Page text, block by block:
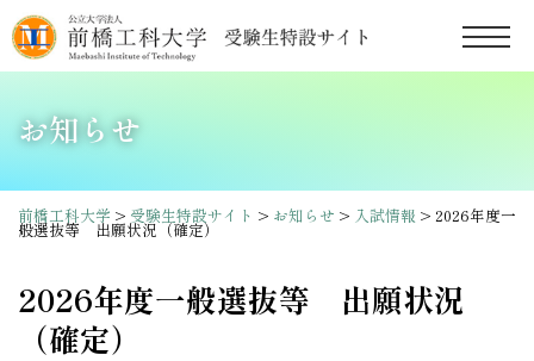
お知らせ
前橋工科大学 > 受験生特設サイト > お知らせ > 入試情報 > 2026年度一
般選抜等 出願状況（確定）
2026年度一般選抜等 出願状況
（確定）